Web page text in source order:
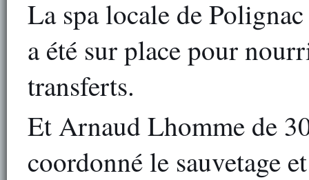
La spa locale de
a été sur place pour
transferts.
Et Arnaud Lhomme de
coordonné le sauvetage